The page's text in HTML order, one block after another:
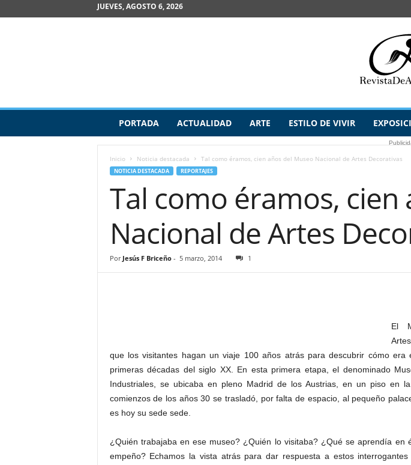
JUEVES, AGOSTO 6, 2026
v
PORTADA ACTUALIDAD ARTE ESTILO DE VIVIR
Inicio Noticia destacada Tal como éramos, cien años del Museo Nacional de Artes Decorativas
NOTICIA DESTACADA REPORTAJES
Tal como éramos, cien
Nacional de Artes
Por Jesús F Briceño- 5 marzo, 2014 1
El
que los visitantes hagan un viaje 100 años atrás para descubrir cómo era
primeras décadas del siglo XX. En esta primera etapa, el denominado
Industriales, se ubicaba en pleno Madrid de los Austrias, en un piso en
comienzos de los años 30 se trasladó, por falta de espacio, al pequeño
es hoy su sede sede.
¿Quién trabajaba en ese museo? ¿Quién lo visitaba? ¿Qué se aprendía en
empeño? Echamos la vista atrás para dar respuesta a estos